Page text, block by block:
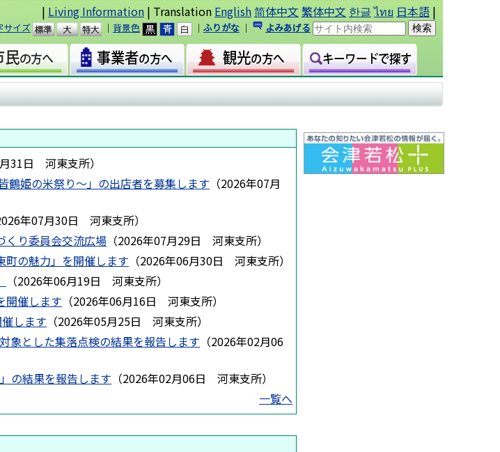
| Living Information | Translation English简体中文 繁体中文 한글 ไทย 日本語 |
サイズ
準
大
｜ 背景色 ｜ ふりがな ｜ よみあげる
31日 河東支所）
鶴姫の米祭り～」の出店者を募集します （2026年07月
年07月30日 河東支所）
くり委員会交流広場 （2026年07月29日 河東支所）
町の魅力」を開催します （2026年06月30日 河東支所）
（2026年06月19日 河東支所）
開催します （2026年06月16日 河東支所）
します （2026年05月25日 河東支所）
象とした集落点検の結果を報告します （2026年02月06
の結果を報告します （2026年02月06日 河東支所）
一覧へ